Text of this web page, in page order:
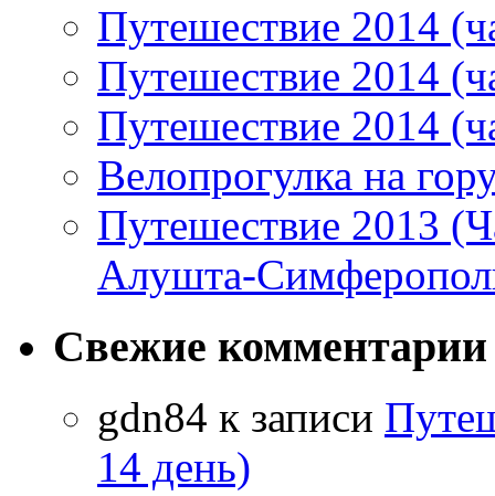
Путешествие 2014
Путешествие 2014
Путешествие 2014
Велопрогулка на
Путешествие 2013
Алушта-
Свежие комментарии
gdn84 к записи
14 день)